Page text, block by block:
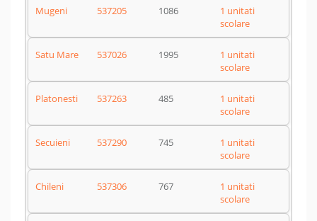
Mugeni 537205 1086
1 unitati
scolare
Satu Mare 537026 1995
1 unitati
scolare
Platonesti 537263 485
1 unitati
scolare
Secuieni 537290 745
1 unitati
scolare
Chileni 537306 767
1 unitati
scolare